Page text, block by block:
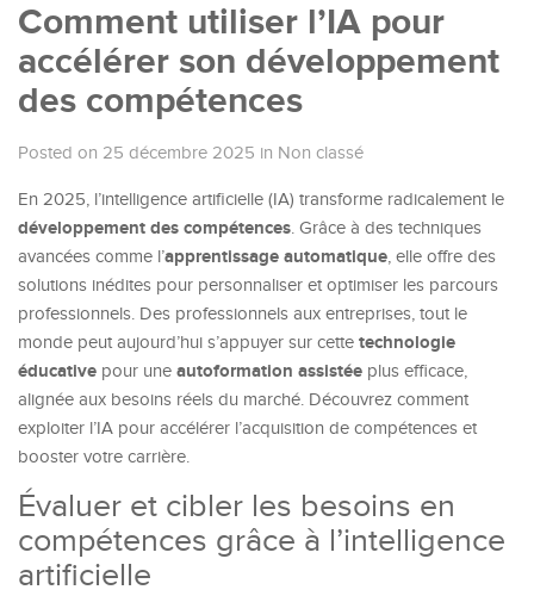
Comment utiliser l’IA pour
accélérer son développement
des compétences
Posted on 25 décembre 2025 in Non classé
En 2025, l’intelligence artificielle (IA) transforme radicalement le
développement des compétences. Grâce à des techniques
avancées comme l’apprentissage automatique, elle offre des
solutions inédites pour personnaliser et optimiser les parcours
professionnels. Des professionnels aux entreprises, tout le
monde peut aujourd’hui s’appuyer sur cette technologie
éducative pour une autoformation assistée plus efficace,
alignée aux besoins réels du marché. Découvrez comment
exploiter l’IA pour accélérer l’acquisition de compétences et
booster votre carrière.
Évaluer et cibler les besoins en
compétences grâce à l’intelligence
artificielle